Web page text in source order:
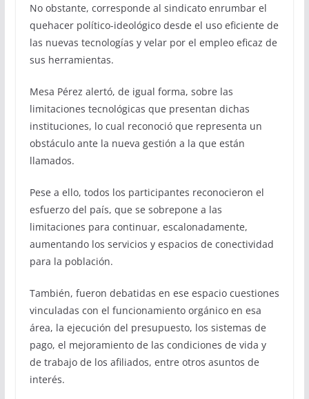
No obstante, corresponde al sindicato enrumbar el
quehacer político-ideológico desde el uso eficiente de
las nuevas tecnologías y velar por el empleo eficaz de
sus herramientas.
Mesa Pérez alertó, de igual forma, sobre las
limitaciones tecnológicas que presentan dichas
instituciones, lo cual reconoció que representa un
obstáculo ante la nueva gestión a la que están
llamados.
Pese a ello, todos los participantes reconocieron el
esfuerzo del país, que se sobrepone a las
limitaciones para continuar, escalonadamente,
aumentando los servicios y espacios de conectividad
para la población.
También, fueron debatidas en ese espacio cuestiones
vinculadas con el funcionamiento orgánico en esa
área, la ejecución del presupuesto, los sistemas de
pago, el mejoramiento de las condiciones de vida y
de trabajo de los afiliados, entre otros asuntos de
interés.